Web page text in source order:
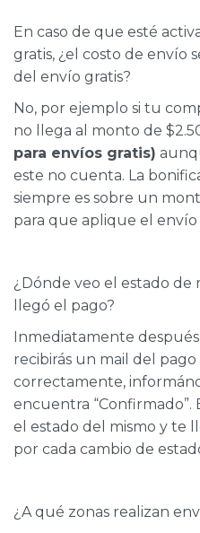
En caso de que esté
gratis, ¿el costo de envío
del envío gratis?
No, por ejemplo si tu
no llega al monto de
para envíos gratis)
este no cuenta. La
siempre es sobre un
para que aplique el envío
¿Dónde veo el estado de
llegó el pago?
Inmediatamente
recibirás un mail del
correctamente,
encuentra “Confirmado”.
el estado del mismo y te
por cada cambio de
¿A qué zonas realizan